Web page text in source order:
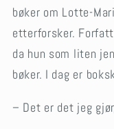
bøker om Lotte-
etterforsker.
da hun som liten
bøker. I dag er
– Det er det jeg